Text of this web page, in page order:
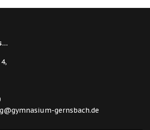
gernsbach.de